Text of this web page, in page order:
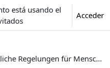
está usando el
Acceder
Rechtliche Regelungen für Menschen mit Behinderungen und/oder chronischen Erkrankungen